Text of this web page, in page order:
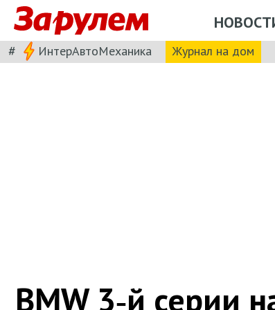
# ИнтерАвтоМеханика Журнал на дом
BMW 3‑й серии